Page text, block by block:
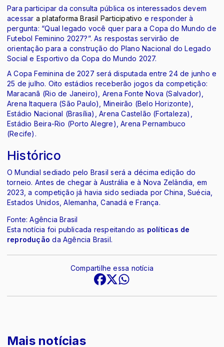
Para participar da consulta pública os interessados devem
acessar a plataforma Brasil Participativo e responder à
pergunta: “Qual legado você quer para a Copa do Mundo de
Futebol Feminino 2027?”. As respostas servirão de
orientação para a construção do Plano Nacional do Legado
Social e Esportivo da Copa do Mundo 2027.
A Copa Feminina de 2027 será disputada entre 24 de junho e
25 de julho. Oito estádios receberão jogos da competição:
Maracanã (Rio de Janeiro), Arena Fonte Nova (Salvador),
Arena Itaquera (São Paulo), Mineirão (Belo Horizonte),
Estádio Nacional (Brasília), Arena Castelão (Fortaleza),
Estádio Beira-Rio (Porto Alegre), Arena Pernambuco
(Recife).
Histórico
O Mundial sediado pelo Brasil será a décima edição do
torneio. Antes de chegar à Austrália e à Nova Zelândia, em
2023, a competição já havia sido sediada por China, Suécia,
Estados Unidos, Alemanha, Canadá e França.
Fonte: Agência Brasil
Esta notícia foi publicada respeitando as políticas de
reprodução da Agência Brasil.
Compartilhe essa notícia
Mais notícias